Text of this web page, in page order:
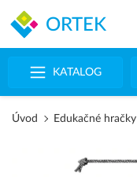
ORTEK
KATALOG
Úvod Edukačné hračky